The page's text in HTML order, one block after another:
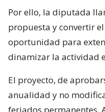
Por ello, la diputada
propuesta y convertir
oportunidad para
dinamizar la actividad
El proyecto, de
anualidad y no